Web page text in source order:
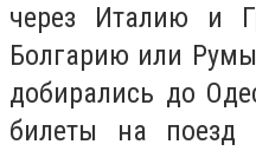
через Италию и
Болгарию или
добирались до
билеты на поезд